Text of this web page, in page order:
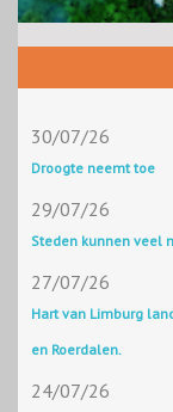
30/07/26
Droogte neemt toe
29/07/26
Steden kunnen veel
27/07/26
Hart van Limburg
en Roerdalen.
24/07/26